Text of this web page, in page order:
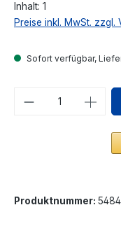
Inhalt: 1
Preise inkl. MwSt. zzgl.
Sofort verfügbar,
Produkt
Produktnummer: